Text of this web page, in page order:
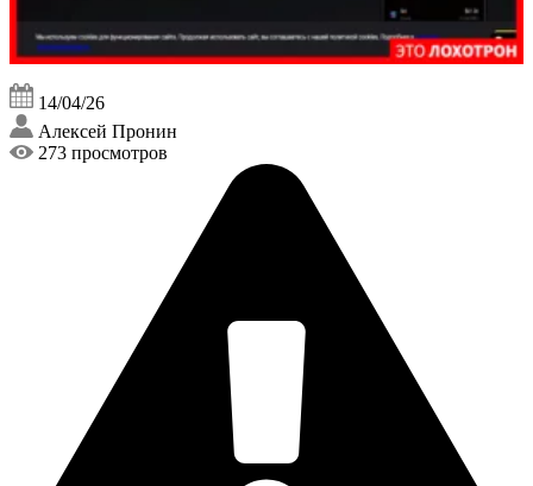
14/04/26
Алексей Пронин
273 просмотров